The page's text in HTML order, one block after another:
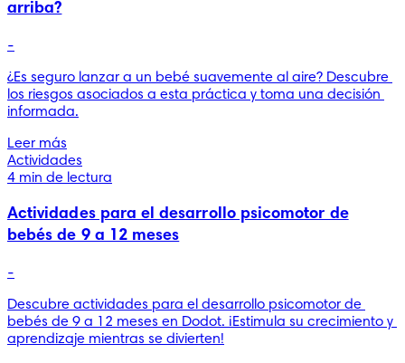
arriba?
-
¿Es seguro lanzar a un bebé suavemente al aire? Descubre
los riesgos asociados a esta práctica y toma una decisión
informada.
Leer más
Actividades
4 min de lectura
Actividades para el desarrollo psicomotor de
bebés de 9 a 12 meses
-
Descubre actividades para el desarrollo psicomotor de
bebés de 9 a 12 meses en Dodot. ¡Estimula su crecimiento y
aprendizaje mientras se divierten!